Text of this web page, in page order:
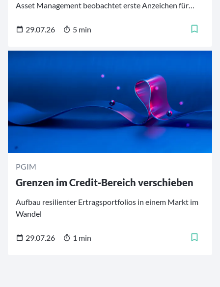
Asset Management beobachtet erste Anzeichen für
welche Rolle die Anlegerpsychologie derzeit spielt und
zieht.
29.07.26 5 min
PGIM
Grenzen im Credit-Bereich verschieben
Aufbau resilienter Ertragsportfolios in einem Markt im
Wandel
29.07.26 1 min